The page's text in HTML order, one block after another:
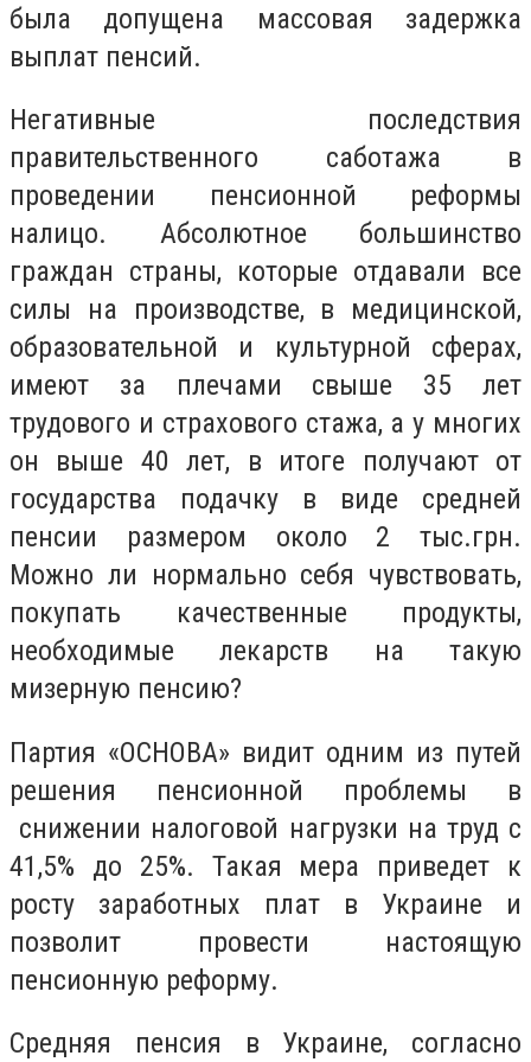
была допущена массовая задержка
выплат пенсий.
Негативные последствия
правительственного саботажа в
проведении пенсионной реформы
налицо. Абсолютное большинство
граждан страны, которые отдавали все
силы на производстве, в медицинской,
образовательной и культурной сферах,
имеют за плечами свыше 35 лет
трудового и страхового стажа, а у многих
он выше 40 лет, в итоге получают от
государства подачку в виде средней
пенсии размером около 2 тыс.грн.
Можно ли нормально себя чувствовать,
покупать качественные продукты,
необходимые лекарств на такую
мизерную пенсию?
Партия «ОСНОВА» видит одним из путей
решения пенсионной проблемы в
снижении налоговой нагрузки на труд с
41,5% до 25%. Такая мера приведет к
росту заработных плат в Украине и
позволит провести настоящую
пенсионную реформу.
Средняя пенсия в Украине, согласно